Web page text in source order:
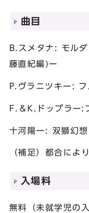
曲目
B.スメタナ: モル
藤直紀編)ー
P.ヴラニツキー:
F.＆K.ドップラー:
十河陽一: 双獅幻
（補足）都合によ
入場料
無料（未就学児の